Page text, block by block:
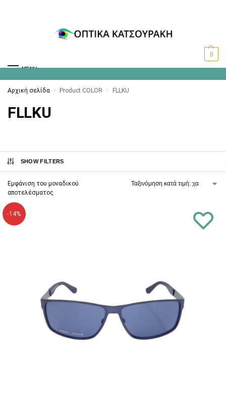
MENU
0
Αρχική σελίδα / Product COLOR / FLLKU
FLLKU
SHOW FILTERS
Εμφάνιση του μοναδικού
αποτελέσματος
-14%